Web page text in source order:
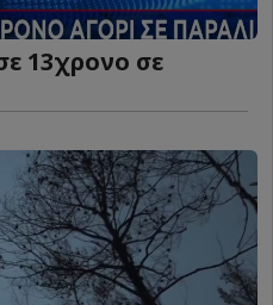
13χρονο σε